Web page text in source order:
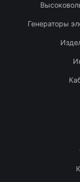
Генераторы